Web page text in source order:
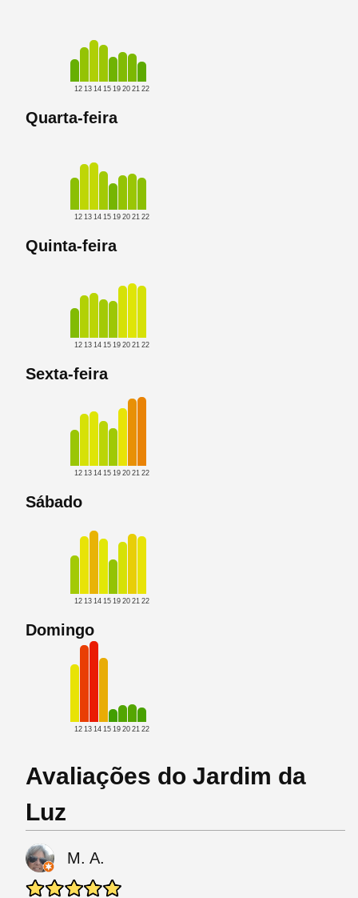
12 13 14 15 19 20 21 22
Quarta-feira
12 13 14 15 19 20 21 22
Quinta-feira
12 13 14 15 19 20 21 22
Sexta-feira
12 13 14 15 19 20 21 22
Sábado
12 13 14 15 19 20 21 22
Domingo
12 13 14 15 19 20 21 22
Avaliações do Jardim da
Luz
M. A.